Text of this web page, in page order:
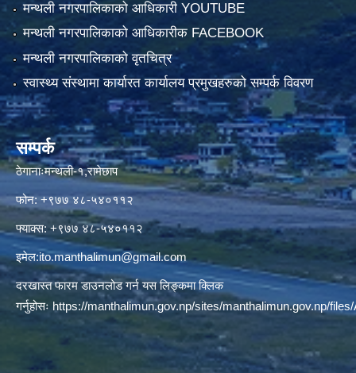
मन्थली नगरपालिकाको आधिकारी YOUTUBE
मन्थली नगरपालिकाको आधिकारीक FACEBOOK
मन्थली नगरपालिकाको वृतचित्र
स्वास्थ्य संस्थामा कार्यारत कार्यालय प्रमुखहरुको सम्पर्क विवरण
सम्पर्क
ठेगानाःमन्थली-१,रामेछाप
फोन: +९७७ ४८-५४०११२
फ्याक्स: +९७७ ४८-५४०११२
इमेल:ito.manthalimun@gmail.com
दरखास्त फारम डाउनलोड गर्न यस लिङ्कमा क्लिक
गर्नुहोसः https://manthalimun.gov.np/sites/manthalimun.gov.np/